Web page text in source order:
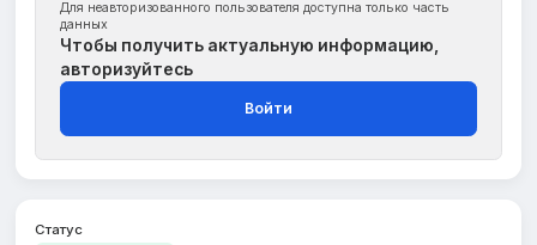
Для неавторизованного пользователя доступна только часть
данных
Чтобы получить актуальную информацию,
авторизуйтесь
Войти
Статус